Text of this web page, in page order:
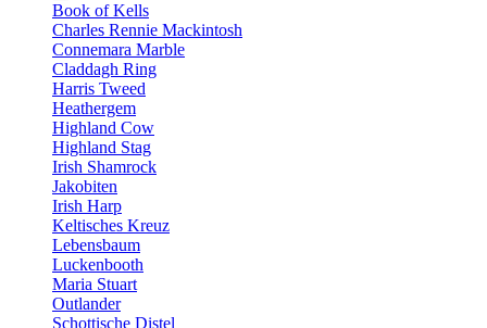
Book of Kells
Charles Rennie Mackintosh
Connemara Marble
Claddagh Ring
Harris Tweed
Heathergem
Highland Cow
Highland Stag
Irish Shamrock
Jakobiten
Irish Harp
Keltisches Kreuz
Lebensbaum
Luckenbooth
Maria Stuart
Outlander
Schottische Distel